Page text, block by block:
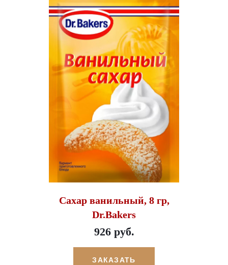
Сахар ванильный, 8 гр,
Dr.Bakers
926 руб.
ЗАКАЗАТЬ